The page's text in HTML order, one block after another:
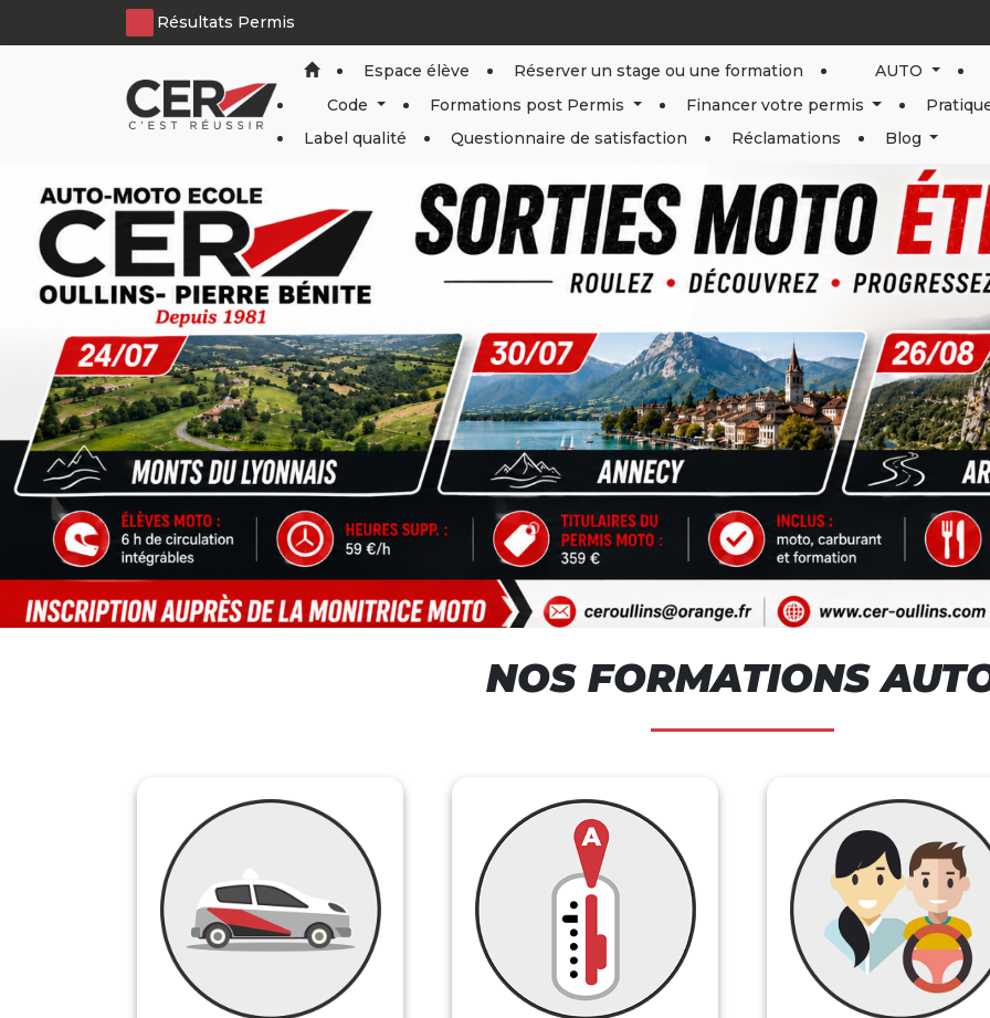
Panneau de gestion des cookies
Résultats Permis
Espace élève Réserver un stage ou une formation
AUTO
Code
Formations post Permis Financer votre permis
Label qualité
Questionnaire de satisfaction Réclamations Blog
NOS FORMATIONS